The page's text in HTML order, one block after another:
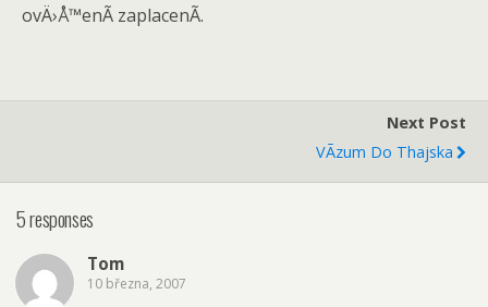
ovÄ›Å™enÃ­ zaplacenÃ­.
Next Post
VÃ­zum Do Thajska
5 responses
Tom
10 března, 2007